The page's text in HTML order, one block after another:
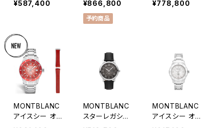
シジェン
¥587,400
イト ゼロ オキシ
ジェン Limited
¥866,800
予約商品
イト ゼロ オキシ
¥778,800
MONTBLANC
アイスシー オー
MONTBLANC
スターレガシー
MONTBLANC
アイスシー オー